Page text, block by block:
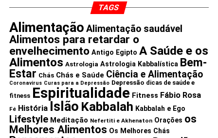
TAGS
Alimentação Alimentação saudável
Alimentos para retardar o
envelhecimento Antigo Egipto A Saúde e os
Alimentos Astrologia Astrologia Kabbalística Bem-
Estar Chás Chás e Saúde Ciência e Alimentação
Coronavirus Curas para a Depressão Depressão dicas de saúde e
fitness Espiritualidade Fitness Fábio Rosa
Fé História Islão Kabbalah Kabbalah e Ego
Lifestyle Meditação Nefertiti e Akhenaton Orações os
Melhores Alimentos Os Melhores Chás